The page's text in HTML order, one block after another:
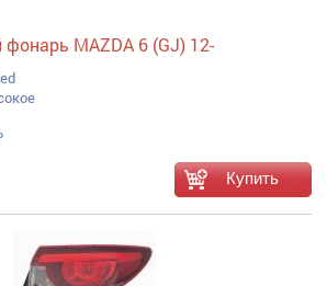
MAZDA 6 (GJ) 12-